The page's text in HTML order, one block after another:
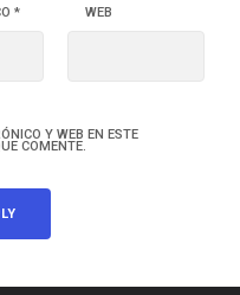
* WEB
Y WEB EN ESTE
COMENTE.